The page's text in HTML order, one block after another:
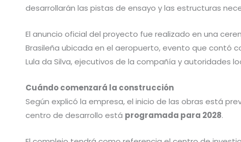
desarrollarán las pistas de ensayo y las estructuras
El anuncio oficial del proyecto fue realizado en una
Brasileña ubicada en el aeropuerto, evento que contó
Lula da Silva, ejecutivos de la compañía y autoridades
Cuándo comenzará la construcción
Según explicó la empresa, el inicio de las obras está
centro de desarrollo está programada para 2028.